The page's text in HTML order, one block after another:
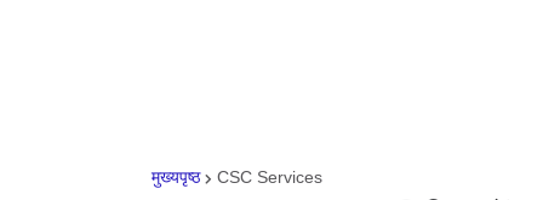
मुख्यपृष्ठ CSC Services